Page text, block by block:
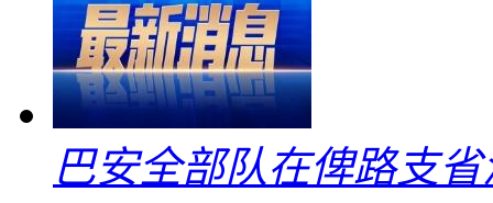
巴安全部队在俾路支